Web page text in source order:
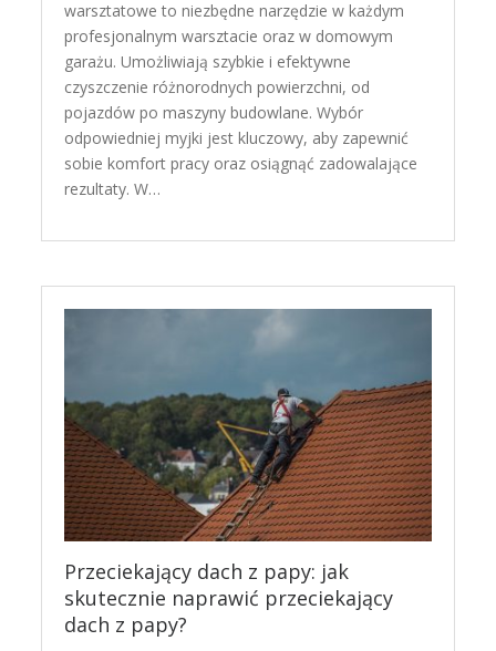
warsztatowe to niezbędne narzędzie w każdym
profesjonalnym warsztacie oraz w domowym
garażu. Umożliwiają szybkie i efektywne
czyszczenie różnorodnych powierzchni, od
pojazdów po maszyny budowlane. Wybór
odpowiedniej myjki jest kluczowy, aby zapewnić
sobie komfort pracy oraz osiągnąć zadowalające
rezultaty. W…
Przeciekający dach z papy: jak
skutecznie naprawić przeciekający
dach z papy?